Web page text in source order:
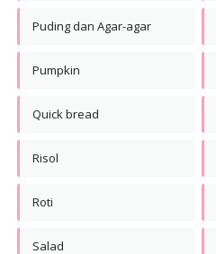
Puding dan Agar-agar
Pumpkin
Quick bread
Risol
Roti
Salad